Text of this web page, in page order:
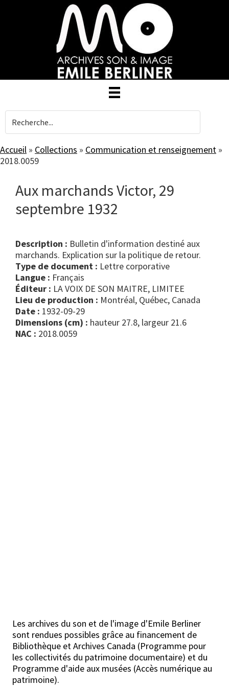
Accueil » Collections » Communication et renseignement »
2018.0059
Aux marchands Victor, 29
septembre 1932
Description : Bulletin d'information destiné aux
marchands. Explication sur la politique de retour.
Type de document :
lettre corporative
Langue : Français
Éditeur : LA VOIX DE SON MAITRE, LIMITEE
Lieu de production : Montréal, Québec, Canada
Date : 1932-09-29
Dimensions (cm) : hauteur 27.8, largeur 21.6
NAC : 2018.0059
Les archives du son et de l'image d'Emile Berliner
sont rendues possibles grâce au financement de
Bibliothèque et Archives Canada (Programme pour
les collectivités du patrimoine documentaire) et du
Programme d'aide aux musées (Accès numérique au
patrimoine).